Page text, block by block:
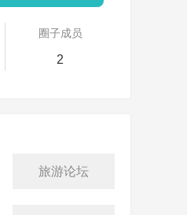
圈子成员
2
旅游论坛